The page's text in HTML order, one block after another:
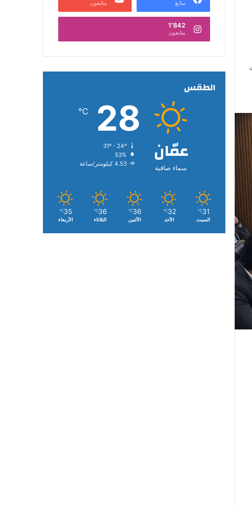
متابع متابعون
1٬842
متابعون
الطقس
عمّان
سماء صافية
28
℃
53%
4.53 كيلومتر/ساعة
31
℃
السبت
32
℃
الأحد
36
℃
الأثنين
36
℃
الثلاثاء
35
℃
الأربعاء